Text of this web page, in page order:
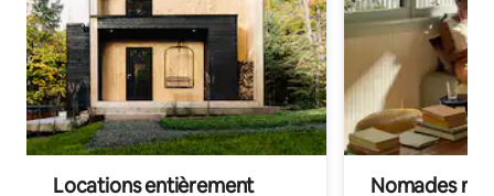
Locations entièrement Nomades